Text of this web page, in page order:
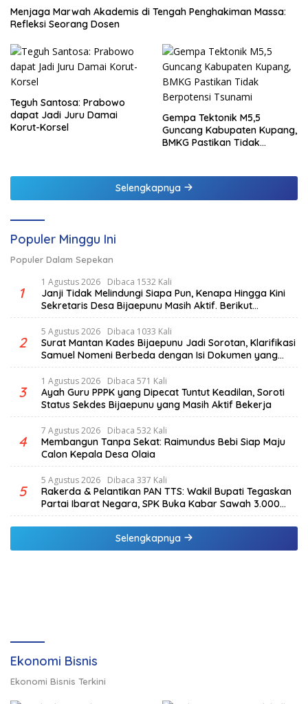
Menjaga Marwah Akademis di Tengah Penghakiman Massa:
Refleksi Seorang Dosen
Teguh Santosa: Prabowo
dapat Jadi Juru Damai
Korut-Korsel
Gempa Tektonik M5,5
Guncang Kabupaten Kupang,
BMKG Pastikan Tidak
Selengkapnya
Populer Minggu Ini
Populer Dalam Sepekan
1
1 Agustus 2026 Dibaca 1532 Kali
Janji Tidak Melindungi Siapa Pun, Kenapa Hingga Kini
Sekretaris Desa Bijaepunu Masih Aktif. Berikut
penjelasan Ketua Komisi I DPRD TTS.
2
5 Agustus 2026 Dibaca 1033 Kali
Surat Mantan Kades Bijaepunu Jadi Sorotan, Klarifikasi
Samuel Nomeni Berbeda dengan Isi Dokumen yang
Beredar
3
1 Agustus 2026 Dibaca 571 Kali
Ayah Guru PPPK yang Dipecat Tuntut Keadilan, Soroti
Status Sekdes Bijaepunu yang Masih Aktif Bekerja
4
7 Agustus 2026 Dibaca 532 Kali
Membangun Tanpa Sekat: Raimundus Bebi Siap Maju
Calon Kepala Desa Olaia
5
5 Agustus 2026 Dibaca 337 Kali
Rakerda & Pelantikan PAN TTS: Wakil Bupati Tegaskan
Partai Ibarat Negara, SPK Buka Kabar Sawah 3.000
Hektar & Larangan Politik Uang
Selengkapnya
Ekonomi Bisnis
Ekonomi Bisnis Terkini